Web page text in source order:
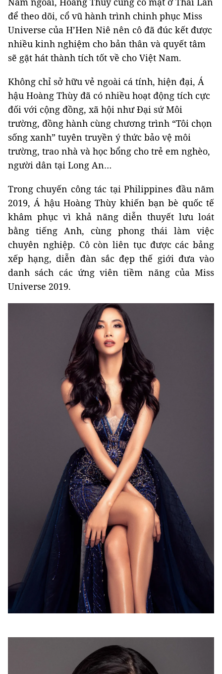
để theo dõi, cổ vũ hành trình chinh phục Miss
Universe của H’Hen Niê nên cô đã đúc kết được
nhiều kinh nghiệm cho bản thân và quyết tâm
sẽ gặt hát thành tích tốt về cho Việt Nam.
Không chỉ sở hữu vẻ ngoài cá tính, hiện đại, Á
hậu Hoàng Thùy đã có nhiều hoạt động tích cực
đối với cộng đồng, xã hội như Đại sứ Môi
trường, đồng hành cùng chương trình “Tôi chọn
sống xanh” tuyên truyền ý thức bảo vệ môi
trường, trao nhà và học bổng cho trẻ em nghèo,
người dân tại Long An…
Trong chuyến công tác tại Philippines đầu năm
2019, Á hậu Hoàng Thùy khiến bạn bè quốc tế
khâm phục vì khả năng diễn thuyết lưu loát
bằng tiếng Anh, cùng phong thái làm việc
chuyên nghiệp. Cô còn liên tục được các bảng
xếp hạng, diễn đàn sắc đẹp thế giới đưa vào
danh sách các ứng viên tiềm năng của Miss
Universe 2019.